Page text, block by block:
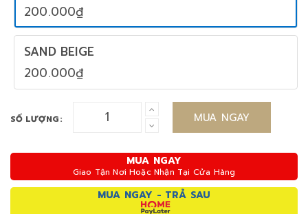
200.000₫
SAND BEIGE
200.000₫
SỐ LƯỢNG: MUA NGAY
MUA NGAY
Giao Tận Nơi Hoặc Nhận Tại Cửa Hàng
MUA NGAY - TRẢ SAU